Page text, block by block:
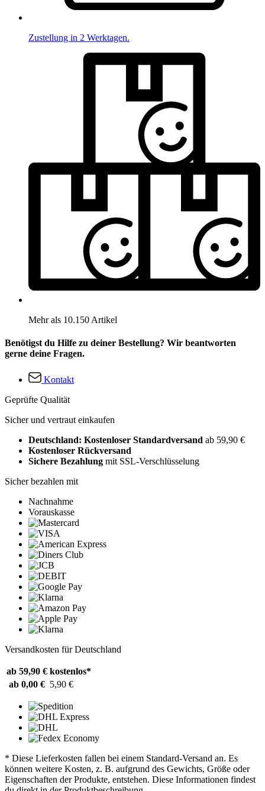
Zustellung in 2 Werktagen.
Mehr als 10.150 Artikel
Benötigst du Hilfe zu deiner Bestellung? Wir beantworten
gerne deine Fragen.
Kontakt
Geprüfte Qualität
Sicher und vertraut einkaufen
Deutschland: Kostenloser Standardversand ab 59,90 €
Kostenloser Rückversand
Sichere Bezahlung mit SSL-Verschlüsselung
Sicher bezahlen mit
Nachnahme
Vorauskasse
Versandkosten für Deutschland
ab 59,90 € kostenlos*
ab 0,00 € 5,90 €
* Diese Lieferkosten fallen bei einem Standard-Versand an. Es
können weitere Kosten, z. B. aufgrund des Gewichts, Größe oder
Eigenschaften der Produkte, entstehen. Diese Informationen findest